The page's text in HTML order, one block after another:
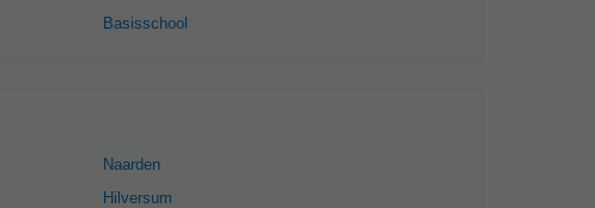
Basisschool
Naarden
Hilversum